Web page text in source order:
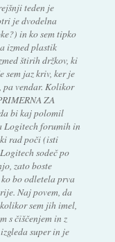
teden je
je dvodelna
in ko sem tipko
izmed plastik
štirih držkov, ki
sem jaz kriv, ker je
pa vendar. Kolikor
ZA
bi kaj polomil
Logitech forumih in
rad poči (isti
sodeč po
zato boste
bo odletela prva
Naj povem, da
sem jih imel,
s čiščenjem in z
super in je